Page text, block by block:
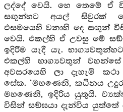
ලද්දේ වෙයි. හෙ තෙමේ ඒ
සඟුන්හට අයල් සිවුරක්
එසමයෙහි වනාහි දෙ සඟුන්
වෙයි. එකල්හි ඒ උවසු මේ
ඉදිරීම යැදී යැ.
එකල්හි භාග්‍යවතුන්
අවසරයෙහි ලා දැහැමි
සේක. ‘මහණෙනි, කඨිනය
මහණෙනි, ඉදිරිය යුතුයි.
විසින් සඞ්ඝයා දැන්විය යුත්තේ